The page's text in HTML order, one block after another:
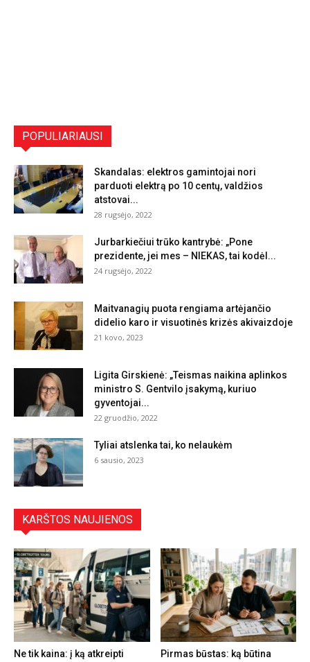
POPULIARIAUSI
Skandalas: elektros gamintojai nori
parduoti elektrą po 10 centų, valdžios
atstovai...
28 rugsėjo, 2022
Jurbarkiečiui trūko kantrybė: „Pone
prezidente, jei mes – NIEKAS, tai kodėl...
24 rugsėjo, 2022
Maitvanagių puota rengiama artėjančio
didelio karo ir visuotinės krizės akivaizdoje
21 kovo, 2023
Ligita Girskienė: „Teismas naikina aplinkos
ministro S. Gentvilo įsakymą, kuriuo
gyventojai...
22 gruodžio, 2022
Tyliai atslenka tai, ko nelaukėm
6 sausio, 2023
KARŠTOS NAUJIENOS
Ne tik kaina: į ką atkreipti
Pirmas būstas: ką būtina